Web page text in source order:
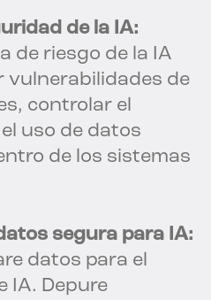
de la IA:
de riesgo de la IA
vulnerabilidades de
controlar el
uso de datos
de los sistemas
segura para IA:
datos para el
IA. Depure